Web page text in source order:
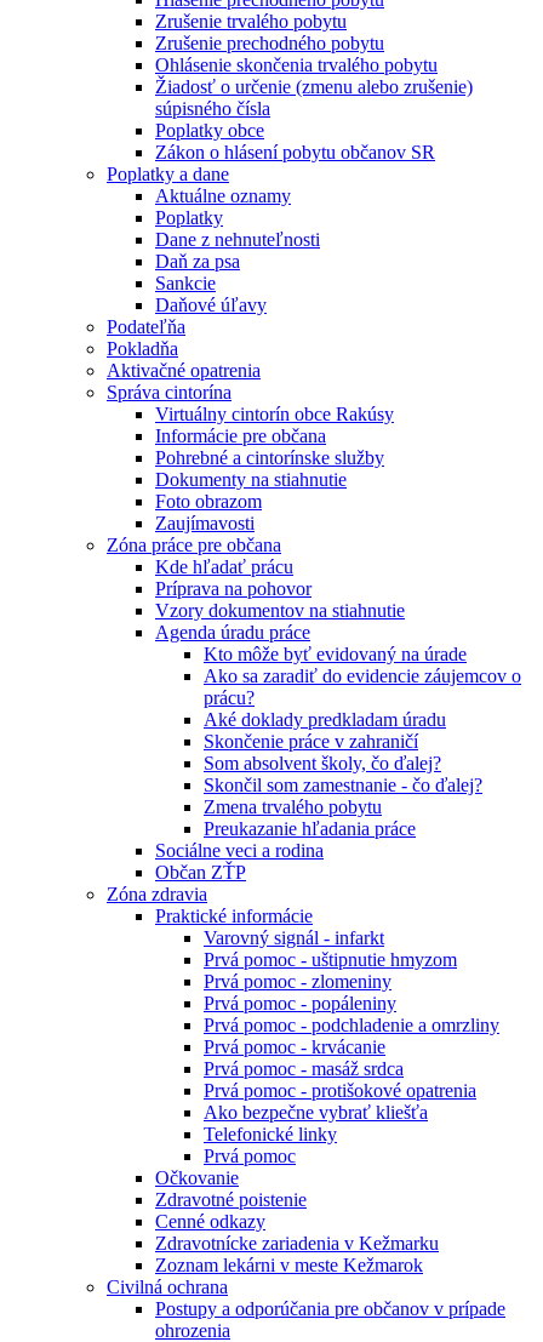
Zrušenie trvalého pobytu
Zrušenie prechodného pobytu
Ohlásenie skončenia trvalého pobytu
Žiadosť o určenie (zmenu alebo zrušenie)
súpisného čísla
Poplatky obce
Zákon o hlásení pobytu občanov SR
Poplatky a dane
Aktuálne oznamy
Poplatky
Dane z nehnuteľnosti
Daň za psa
Sankcie
Daňové úľavy
Podateľňa
Pokladňa
Aktivačné opatrenia
Správa cintorína
Virtuálny cintorín obce Rakúsy
Informácie pre občana
Pohrebné a cintorínske služby
Dokumenty na stiahnutie
Foto obrazom
Zaujímavosti
Zóna práce pre občana
Kde hľadať prácu
Príprava na pohovor
Vzory dokumentov na stiahnutie
Agenda úradu práce
Kto môže byť evidovaný na úrade
Ako sa zaradiť do evidencie záujemcov o
prácu?
Aké doklady predkladam úradu
Skončenie práce v zahraničí
Som absolvent školy, čo ďalej?
Skončil som zamestnanie - čo ďalej?
Zmena trvalého pobytu
Preukazanie hľadania práce
Sociálne veci a rodina
Občan ZŤP
Zóna zdravia
Praktické informácie
Varovný signál - infarkt
Prvá pomoc - uštipnutie hmyzom
Prvá pomoc - zlomeniny
Prvá pomoc - popáleniny
Prvá pomoc - podchladenie a omrzliny
Prvá pomoc - krvácanie
Prvá pomoc - masáž srdca
Prvá pomoc - protišokové opatrenia
Ako bezpečne vybrať kliešťa
Telefonické linky
Prvá pomoc
Očkovanie
Zdravotné poistenie
Cenné odkazy
Zdravotnícke zariadenia v Kežmarku
Zoznam lekárni v meste Kežmarok
Civilná ochrana
Postupy a odporúčania pre občanov v prípade
ohrozenia